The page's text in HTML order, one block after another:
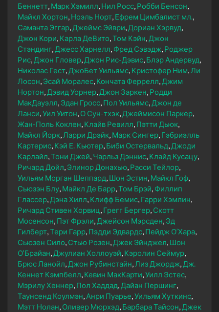
Беннетт Марк Хэмилл Нил Росс Робби Бенсон
Майкл Хортон Ноэль Норт Ефрем Цимбалист мл.
Саманта Эггар Джеймс Эйври Дориан Хэрвуд
Джон Кори Карла ДеВито Том Кэйн Джон
Стэндинг Джесс Харнелл Фред Сэвэдж Роджер
Рис Джон Гловер Джон Рис-Дэвис Блэр Андервуд
Николас Гест ДжоБет Уильямс Кристофер Ним Ли
Лосон Эсай Моралес Кончата Феррелл Джим
Нортон Дэвид Уорнер Джон Заркен Родди
МакДауэлл Эдан Гросс Пол Уильямс Джон де
Ланси Уил Уитон О Сун-тхэк Джеймисон Паркер
Жан-Поль Коклен Клайв Ревилл Пэтти Дьюк
Майкл Йорк Ларри Дрэйк Марк Сингер Гэбриэлль
Картерис Кэй Е. Кьютер Биби Остервальд Джоди
Карлайл Тони Джей Чарльз Дэннис Клайд Кусацу
Ричард Дойл Элинор Донахью Расси Тейлор
Уильям Морган Шеппард Шон Эстин Майкл Гоф
Сьюзэн Блу Майкл Де Барр Том Брэй Филлип
Глассер Дэна Хилл Клифф Бемис Гарри Хэмлин
Ричард Стивен Хорвиц Грегг Бергер Скотт
Мосенсон Пэт Фрэли Джейсон Мэрсден Эд
Гилберт Тери Гарр Пэдди Эдвардс Пейдж О’Хара
Сьюзен Сило Стью Розен Джек Эйнджел Шон
О’Брайан Джулиан Холлоуэй Кэролин Сеймур
Брюс Ланойл Джон Рубинстайн Лиз Джордж Дж.
Кеннет Кэмпбелл Кевин МакКарти Уилл Эстес
Мэрилу Хеннер Пол Хаддад Дайан Першинг
Таунсенд Коулмэн Анри Пуарье Уильям Хуткинс
Мэтт Нолан Оливер Мюрхэд Барбара Тайсон Джек